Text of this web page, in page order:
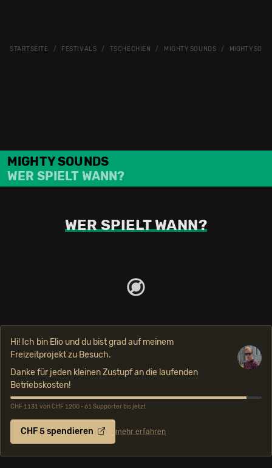
STARTSEITE FESTIVALS TSCHECHIEN MIGHTY SOUNDS MIGHTY
MIGHTY SOUNDS
WER SPIELT WANN?
WER SPIELT WANN?
Hi! Ich bin Elio und du bist grad auf meinem
Freizeitprojekt zu Besuch.
Danke für jeden kleinen Zustupf an die laufenden
Betriebskosten!
CHF 1131 von CHF 1200 • 61 Supporter bis jetzt
CHF 5 spendieren mehr erfahren